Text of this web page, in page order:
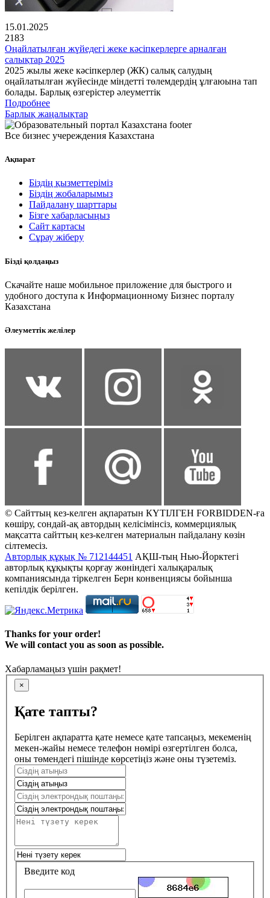
15.01.2025
2183
Оңайлатылған жүйедегі жеке кәсіпкерлерге арналған
салықтар 2025
2025 жылы жеке кәсіпкерлер (ЖК) салық салудың
оңайлатылған жүйесінде міндетті төлемдердің ұлғаюына тап
болады. Барлық өзгерістер әлеуметтік
Подробнее
Барлық жаңалықтар
Все бизнес учереждения Казахстана
Ақпарат
Біздің қызметтеріміз
Біздің жобаларымыз
Пайдалану шарттары
Бізге хабарласыңыз
Сайт картасы
Сұрау жіберу
Бізді қолдаңыз
Скачайте наше мобильное приложение для быстрого и
удобного доступа к Информационному Бизнес порталу
Казахстана
Әлеуметтік желілер
© Сайттың кез-келген ақпаратын КҮТІЛГЕН FORBIDDEN-ға
көшіру, сондай-ақ автордың келісімінсіз, коммерциялық
мақсатта сайттың кез-келген материалын пайдалану көзін
сілтемесіз.
Авторлық құқық № 712144451 АҚШ-тың Нью-Йорктегі
авторлық құқықты қорғау жөніндегі халықаралық
компаниясында тіркелген Берн конвенциясы бойынша
кепілдік берілген.
Thanks for your order!
We will contact you as soon as possible.
Хабарламаңыз үшін рақмет!
×
Қате тапты?
Берілген ақпаратта қате немесе қате тапсаңыз, мекеменің
мекен-жайы немесе телефон нөмірі өзгертілген болса,
оны төмендегі пішінде көрсетіңіз және оны түзетеміз.
Введите код